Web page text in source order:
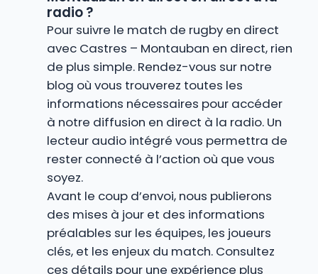
radio ?
Pour suivre le match de rugby en direct
avec Castres – Montauban en direct, rien
de plus simple. Rendez-vous sur notre
blog où vous trouverez toutes les
informations nécessaires pour accéder
à notre diffusion en direct à la radio. Un
lecteur audio intégré vous permettra de
rester connecté à l’action où que vous
soyez.
Avant le coup d’envoi, nous publierons
des mises à jour et des informations
préalables sur les équipes, les joueurs
clés, et les enjeux du match. Consultez
ces détails pour une expérience plus